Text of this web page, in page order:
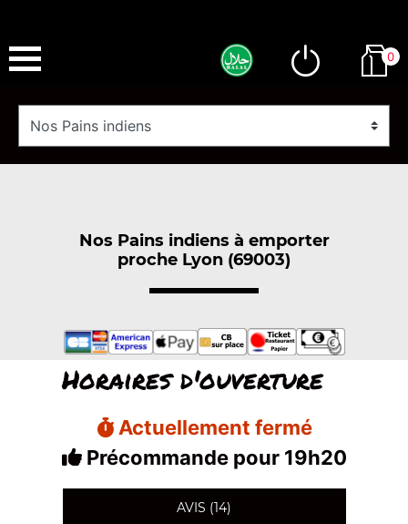
0
Nos Pains indiens à emporter
proche Lyon (69003)
Horaires d'ouverture
Actuellement fermé
Précommande pour 19h20
AVIS (14)